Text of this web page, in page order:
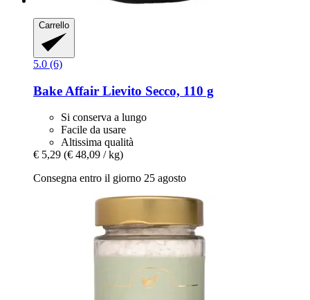
Carrello
5.0 (6)
Bake Affair Lievito Secco, 110 g
Si conserva a lungo
Facile da usare
Altissima qualità
€ 5,29 (€ 48,09 / kg)
Consegna entro il giorno 25 agosto